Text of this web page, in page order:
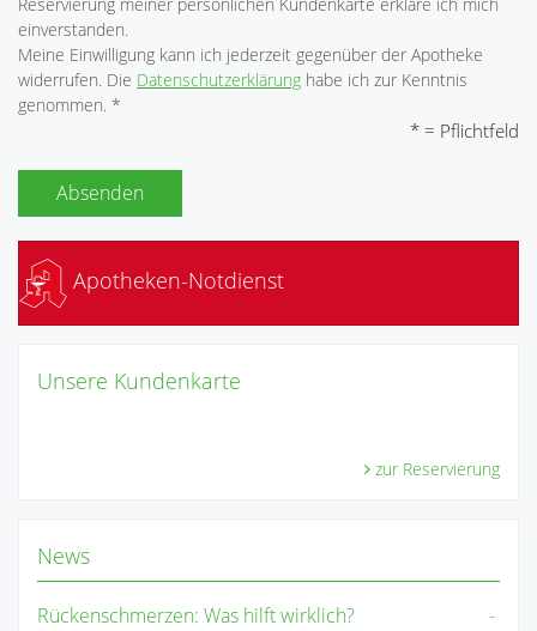
einverstanden.
Meine Einwilligung kann ich jederzeit gegenüber der Apotheke
widerrufen. Die Datenschutzerklärung habe ich zur Kenntnis
genommen. *
* = Pflichtfeld
Absenden
Apotheken-Notdienst
Unsere Kundenkarte
zur Reservierung
News
Rückenschmerzen: Was hilft wirklich?